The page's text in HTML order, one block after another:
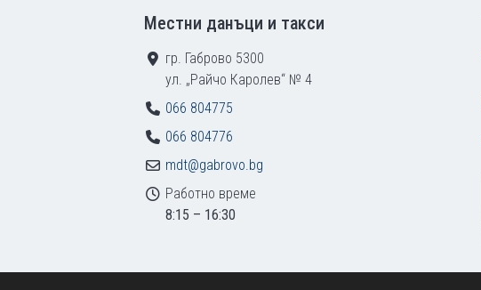
Местни данъци и такси
гр. Габрово 5300
ул. „Райчо Каролев“ № 4
066 804775
066 804776
mdt@gabrovo.bg
Работно време
8:15 – 16:30